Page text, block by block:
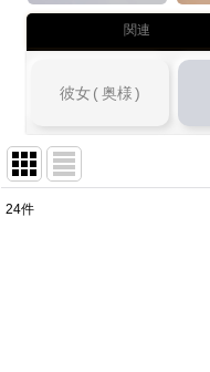
関連
彼女(奥様)
24件